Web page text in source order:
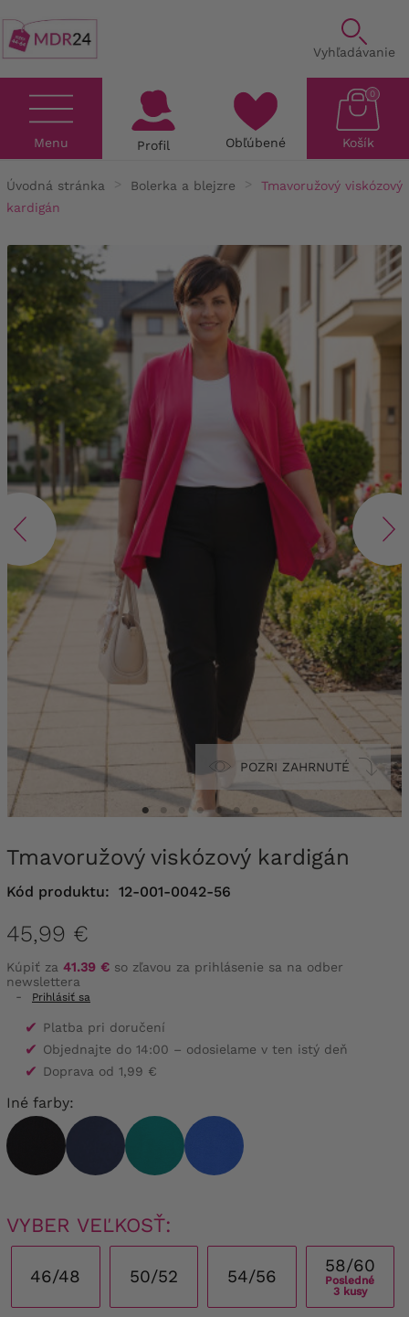
Vyhľadávanie
Menu Profil Obľúbené Košík
0
Úvodná stránka Bolerka a blejzre
Tmavoružový viskózový
kardigán
POZRI ZAHRNUTÉ
Tmavoružový viskózový kardigán
Kód produktu: 12-001-0042-56
45,99 €
Kúpiť za 41.39 € so zľavou za prihlásenie sa na odber
newslettera
-
Prihlásiť sa
✔ Platba pri doručení
✔ Objednajte do 14:00 – odosielame v ten istý deň
✔ Doprava od 1,99 €
Iné farby:
VYBER VEĽKOSŤ:
46/48 50/52 54/56
58/60
Posledné
3 kusy